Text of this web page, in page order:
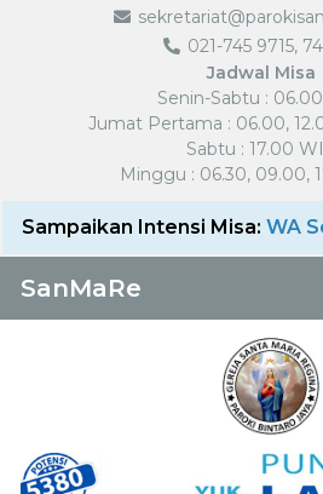
021-745 9715,
Jadwal Misa
Senin-Sabtu :
Jumat Pertama : 06.00,
Sabtu : 17.00
Minggu : 06.30, 09.00,
Sampaikan Intensi Misa: WA
SanMaRe